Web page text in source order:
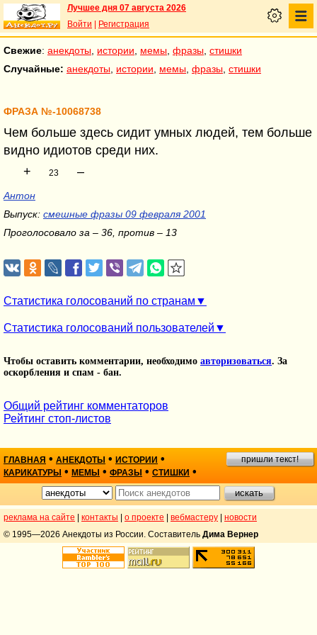
Лучшее дня 07 августа 2026
Войти
Регистрация
Свежие: анекдоты истории мемы фразы стишки
Случайные: анекдоты истории мемы фразы стишки
ФРАЗА №-10068738
Чем больше здесь сидит умных людей, тем больше
видно идиотов среди них.
+
23 –
Антон
Выпуск: смешные фразы 09 февраля 2001
Проголосовало за – 36, против – 13
Статистика голосований по странам
Статистика голосований пользователей
Чтобы оставить комментарии, необходимо авторизоваться. За
оскорбления и спам - бан.
Общий рейтинг комментаторов
Рейтинг стоп-листов
ГЛАВНАЯ • АНЕКДОТЫ • ИСТОРИИ •
КАРИКАТУРЫ • МЕМЫ • ФРАЗЫ • СТИШКИ •
пришли текст!
реклама на сайте контакты о проекте вебмастеру
новости
© 1995—2026 Анекдоты из России. Составитель Дима Вернер